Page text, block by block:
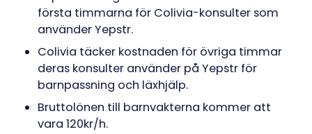
första timmarna för Colivia-konsulter som
använder Yepstr.
Colivia täcker kostnaden för övriga timmar
deras konsulter använder på Yepstr för
barnpassning och läxhjälp.
Bruttolönen till barnvakterna kommer att
vara 120kr/h.